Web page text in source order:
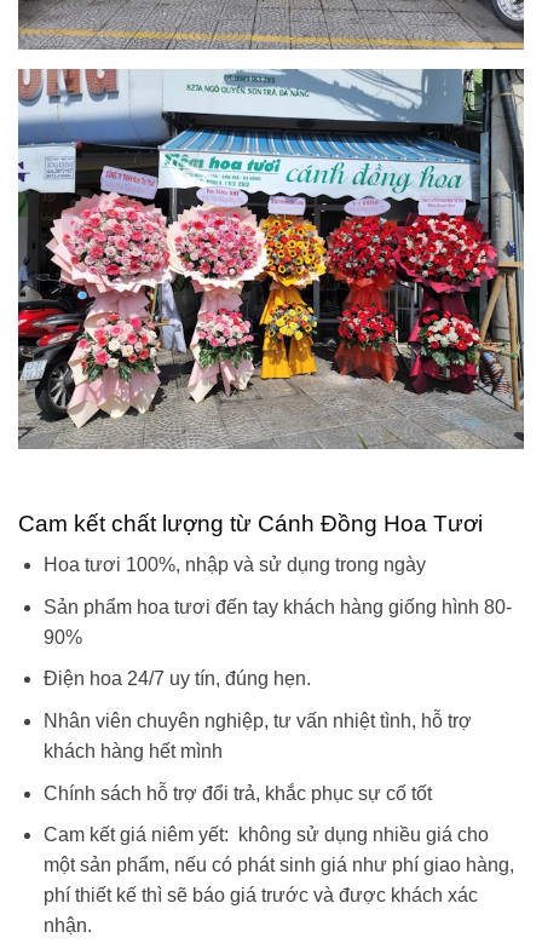
Cam kết chất lượng từ Cánh Đồng Hoa Tươi
Hoa tươi 100%, nhập và sử dụng trong ngày
Sản phẩm hoa tươi đến tay khách hàng giống hình 80-
90%
Điện hoa 24/7 uy tín, đúng hẹn.
Nhân viên chuyên nghiệp, tư vấn nhiệt tình, hỗ trợ
khách hàng hết mình
Chính sách hỗ trợ đổi trả, khắc phục sự cố tốt
Cam kết giá niêm yết: không sử dụng nhiều giá cho
một sản phẩm, nếu có phát sinh giá như phí giao hàng,
phí thiết kế thì sẽ báo giá trước và được khách xác
nhận.